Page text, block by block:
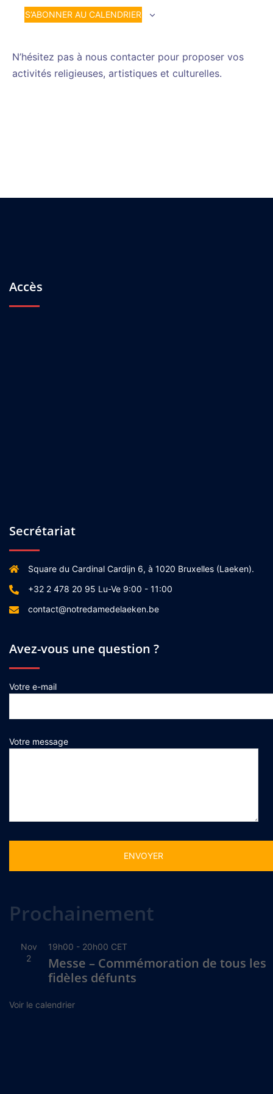
S’ABONNER AU CALENDRIER
N’hésitez pas à nous contacter pour proposer vos
activités religieuses, artistiques et culturelles.
Accès
Secrétariat
Square du Cardinal Cardijn 6, à 1020 Bruxelles (Laeken).
+32 2 478 20 95 Lu-Ve 9:00 - 11:00
contact@notredamedelaeken.be
Avez-vous une question ?
Votre e-mail
Votre message
Prochainement
Nov
2
19h00 - 20h00 CET
Messe – Commémoration de tous les
fidèles défunts
Voir le calendrier